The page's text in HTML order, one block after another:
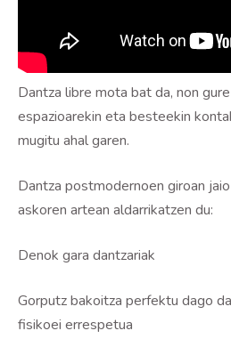
Dantza libre mota bat da, non
espazioarekin eta besteekin
mugitu ahal garen.
Dantza postmodernoen giroan
askoren artean aldarrikatzen du:
Denok gara dantzariak
Gorputz bakoitza perfektu dago
fisikoei errespetua